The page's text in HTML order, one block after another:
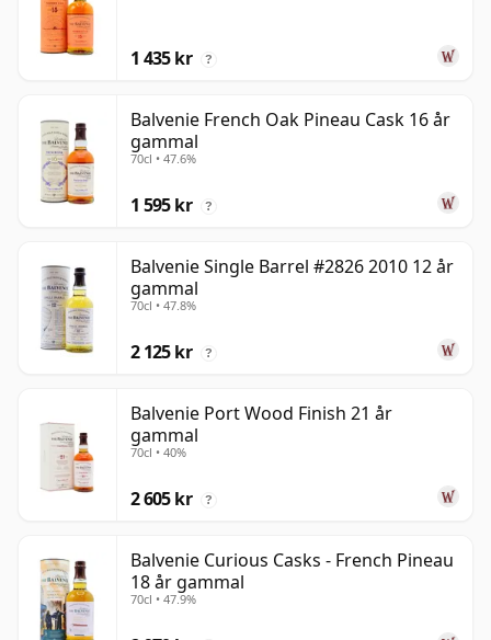
1 435 kr ?
Balvenie French Oak Pineau Cask 16 år
gammal
70cl • 47.6%
1 595 kr ?
Balvenie Single Barrel #2826 2010 12 år
gammal
70cl • 47.8%
2 125 kr ?
Balvenie Port Wood Finish 21 år
gammal
70cl • 40%
2 605 kr ?
Balvenie Curious Casks - French Pineau
18 år gammal
70cl • 47.9%